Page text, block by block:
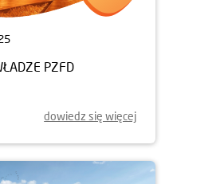
PZFD
dowiedz się więcej